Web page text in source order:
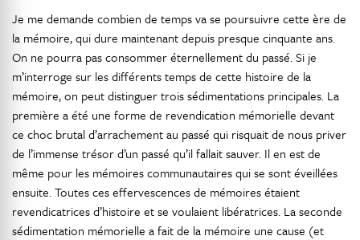
Je me demande combien de temps va se poursuivre cette ère de
la mémoire, qui dure maintenant depuis presque cinquante ans.
On ne pourra pas consommer éternellement du passé. Si je
m’interroge sur les différents temps de cette histoire de la
mémoire, on peut distinguer trois sédimentations principales. La
première a été une forme de revendication mémorielle devant
ce choc brutal d’arrachement au passé qui risquait de nous priver
de l’immense trésor d’un passé qu’il fallait sauver. Il en est de
même pour les mémoires communautaires qui se sont éveillées
ensuite. Toutes ces effervescences de mémoires étaient
revendicatrices d’histoire et se voulaient libératrices. La seconde
sédimentation mémorielle a fait de la mémoire une cause (et